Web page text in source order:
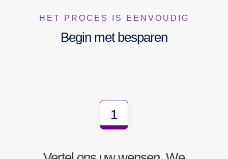
HET PROCES IS EENVOUDIG
Begin met besparen
1